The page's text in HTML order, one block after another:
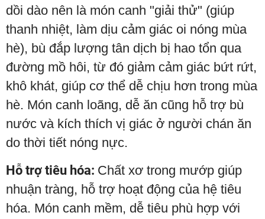
dồi dào nên là món canh "giải thử" (giúp
thanh nhiệt, làm dịu cảm giác oi nóng mùa
hè), bù đắp lượng tân dịch bị hao tổn qua
đường mồ hôi, từ đó giảm cảm giác bứt rứt,
khô khát, giúp cơ thể dễ chịu hơn trong mùa
hè. Món canh loãng, dễ ăn cũng hỗ trợ bù
nước và kích thích vị giác ở người chán ăn
do thời tiết nóng nực.
Hỗ trợ tiêu hóa: Chất xơ trong mướp giúp
nhuận tràng, hỗ trợ hoạt động của hệ tiêu
hóa. Món canh mềm, dễ tiêu phù hợp với